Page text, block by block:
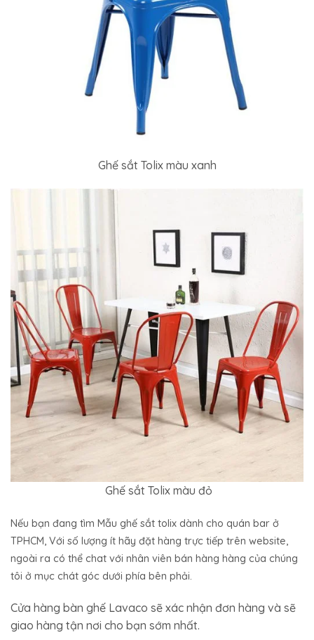
Ghế sắt Tolix màu xanh
Ghế sắt Tolix màu đỏ
Nếu bạn đang tìm Mẫu ghế sắt tolix dành cho quán bar ở
TPHCM, Với số lượng ít hãy đặt hàng trực tiếp trên website,
ngoài ra có thể chat với nhân viên bán hàng hàng của chúng
tôi ở mục chát góc dưới phía bên phải.
Cửa hàng bàn ghế Lavaco sẽ xác nhận đơn hàng và sẽ
giao hàng tận nơi cho bạn sớm nhất.